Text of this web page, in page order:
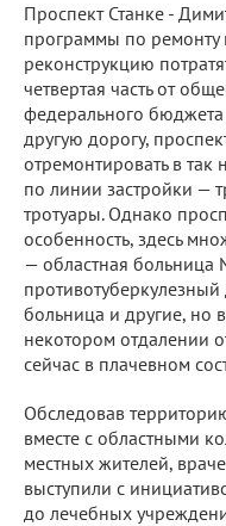
Проспект Станке -
программы по ремонту
реконструкцию
четвертая часть от
федерального
другую дорогу,
отремонтировать в так
по линии застройки —
тротуары. Однако
особенность, здесь
— областная
противотуберкулезный
больница и другие, но
некотором отдалении
сейчас в плачевном
Обследовав
вместе с областными
местных жителей,
выступили с
до лечебных